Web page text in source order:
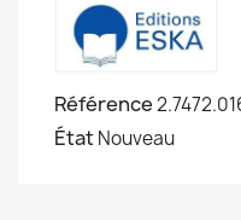
Référence
ÉtatNouveau